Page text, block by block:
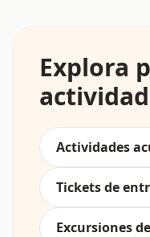
Explora
actividad
Actividades
Tickets de
Excursiones